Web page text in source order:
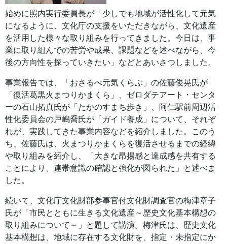
始めに照内実行委員長が「少しでも地域が活性化して元気
になるように、文化庁の支援をいただきながら、文化遺産
を活用した様々な取り組みを行ってきました。今日は、事
業に取り組んでの苦労や成果、課題などを述べながら、今
後の方向性を探っていきたい」などとあいさつしました。
事業報告では、「おさるべ元気くらぶ」の佐藤俊晃氏が
「復活葛黒火まつりかまくら」、ゼロダテアート・センタ
ーの石山拓真氏が「たかのすまち歩き」、阿仁駅前周辺活
性化委員会の戸嶋喬氏が「ガイド養成」について、それぞ
れが、実践してきた事業内容などを紹介しました。このう
ち、佐藤氏は、火まつりかまくらを復活させるまでの経緯
や取り組みを紹介し、「大きな昂揚感と達成感を共有する
ことにより、連帯意識の確認と強化が図られた」と述べま
した。
続いて、文化庁文化財部参事官付文化財調査官の梅津章子
氏が「市民とともに生きる文化遺産～歴史文化基本構想の
取り組みについて～」と題して講演。梅津氏は、歴史文化
基本構想は、地域に存在する文化財を、指定・未指定にか